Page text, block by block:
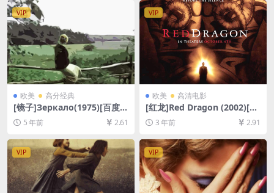
文字幕]
幕]
VIP
欧美 高分经典
[镜子]Зеркало(1975)[百度网
盘+夸克网盘+迅雷云盘资源10
80P超清未删减][MP4/6.9GB]
[中文字幕]
5 年前 2.61
VIP
欧美 高清电影
[红龙]Red Dragon (2002)[百
度网盘+夸克网盘1080P超清
未删减资源][网盘在线播放/下
载][MP4/7.7GB][中英字幕]
3 年前 2.91
VIP VIP